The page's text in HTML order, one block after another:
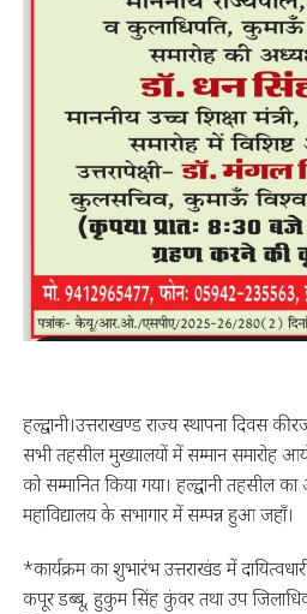
हल्द्वानी।उत्तराखण्ड राज्य स्थापना दिवस
सभी तहसील मुख्यालयों में सम्मान समारोह
को सम्मानित किया गया। हल्द्वानी तहसील
महाविद्यालय के सभागार में सम्पन्न हुआ जहॉं।
*कार्यक्रम का शुभारंभ उत्तराखंड में
कपूर डब्बू, हुकुम सिंह कुंवर तथा उप